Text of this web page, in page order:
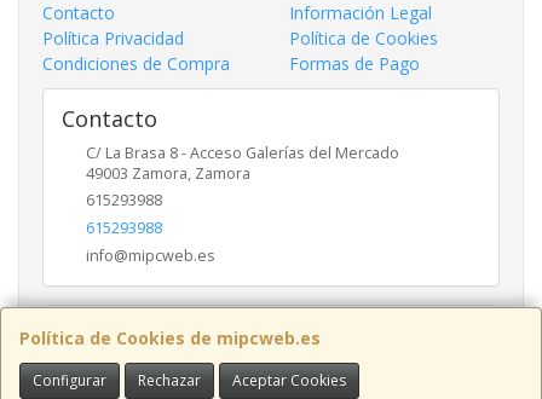
Política de Cookies de mipcweb.es
Configurar Rechazar Aceptar Cookies
Contacto
Información Legal
Política Privacidad
Política de Cookies
Condiciones de Compra
Formas de Pago
Contacto
C/ La Brasa 8 - Acceso Galerías del Mercado
49003 Zamora, Zamora
615293988
615293988
info@mipcweb.es
Horario
-